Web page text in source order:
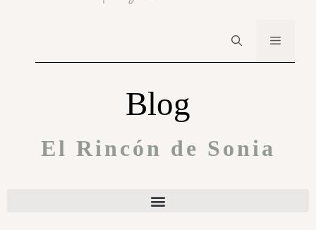
Blog
El Rincón de Sonia